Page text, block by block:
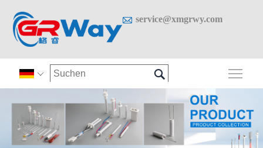
 service@xmgrwy.com
 